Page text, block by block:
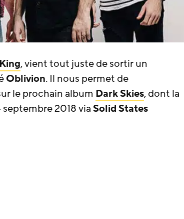
, vient tout juste de sortir un
Oblivion. Il nous permet de
le prochain album Dark Skies, dont la
2018 viaSolid States